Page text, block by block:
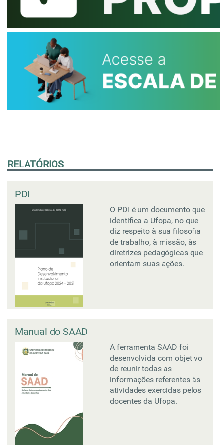
RELATÓRIOS
PDI
O PDI é um documento que
identifica a Ufopa, no que
diz respeito à sua filosofia
de trabalho, à missão, às
diretrizes pedagógicas que
orientam suas ações.
Manual do SAAD
A ferramenta SAAD foi
desenvolvida com objetivo
de reunir todas as
informações referentes às
atividades exercidas pelos
docentes da Ufopa.